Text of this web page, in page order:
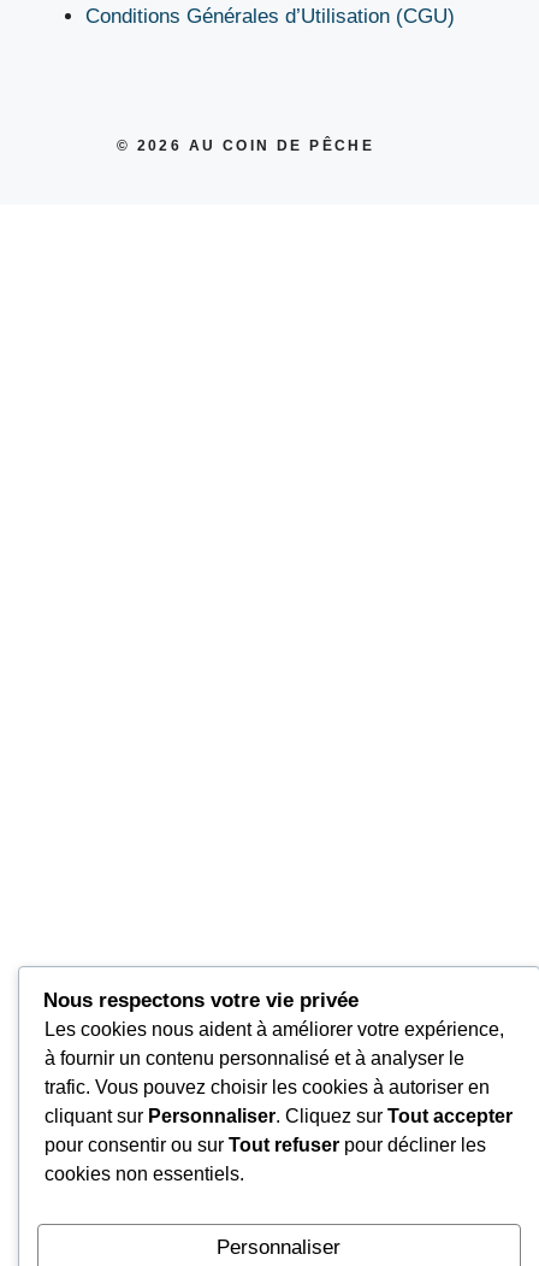
Conditions Générales d’Utilisation (CGU)
© 2026 AU COIN DE PÊCHE
Nous respectons votre vie privée
Les cookies nous aident à améliorer votre expérience,
à fournir un contenu personnalisé et à analyser le
trafic. Vous pouvez choisir les cookies à autoriser en
cliquant sur Personnaliser. Cliquez sur Tout accepter
pour consentir ou sur Tout refuser pour décliner les
cookies non essentiels.
Personnaliser